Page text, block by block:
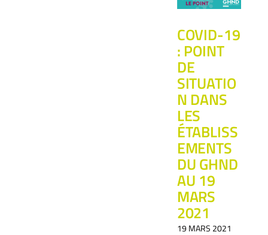
COVID-19
: POINT
DE
SITUATIO
N DANS
LES
ÉTABLISS
EMENTS
DU GHND
AU 19
MARS
2021
19 MARS 2021